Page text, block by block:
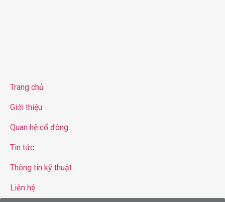
Trang chủ
Giới thiệu
Quan hệ cổ đông
Tin tức
Thông tin kỹ thuật
Liên hệ